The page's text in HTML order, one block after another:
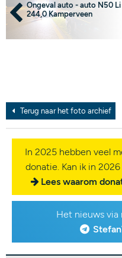
Ongeval auto - auto N50 Li
244,0 Kamperveen
Terug naar het foto archief
In 2025 hebben veel
donatie. Kan ik in
Lees waarom
Het nieuws via